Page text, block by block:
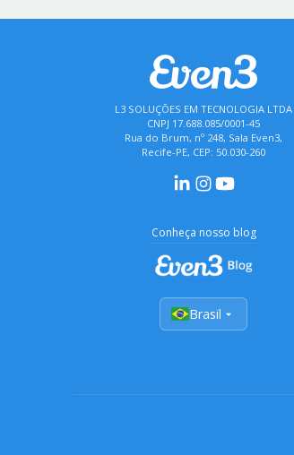
L3 SOLUÇÕES EM TECNOLOGIA LTDA
CNPJ 17.688.085/0001-45
Rua do Brum, nº 248, Sala Even3,
Recife-PE, CEP: 50.030-260
Conheça nosso blog
Brasil